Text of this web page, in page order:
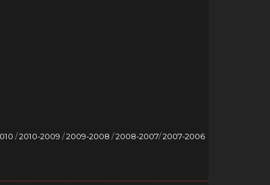
/2010-2009 /2009-2008 /2008-2007/2007-2006